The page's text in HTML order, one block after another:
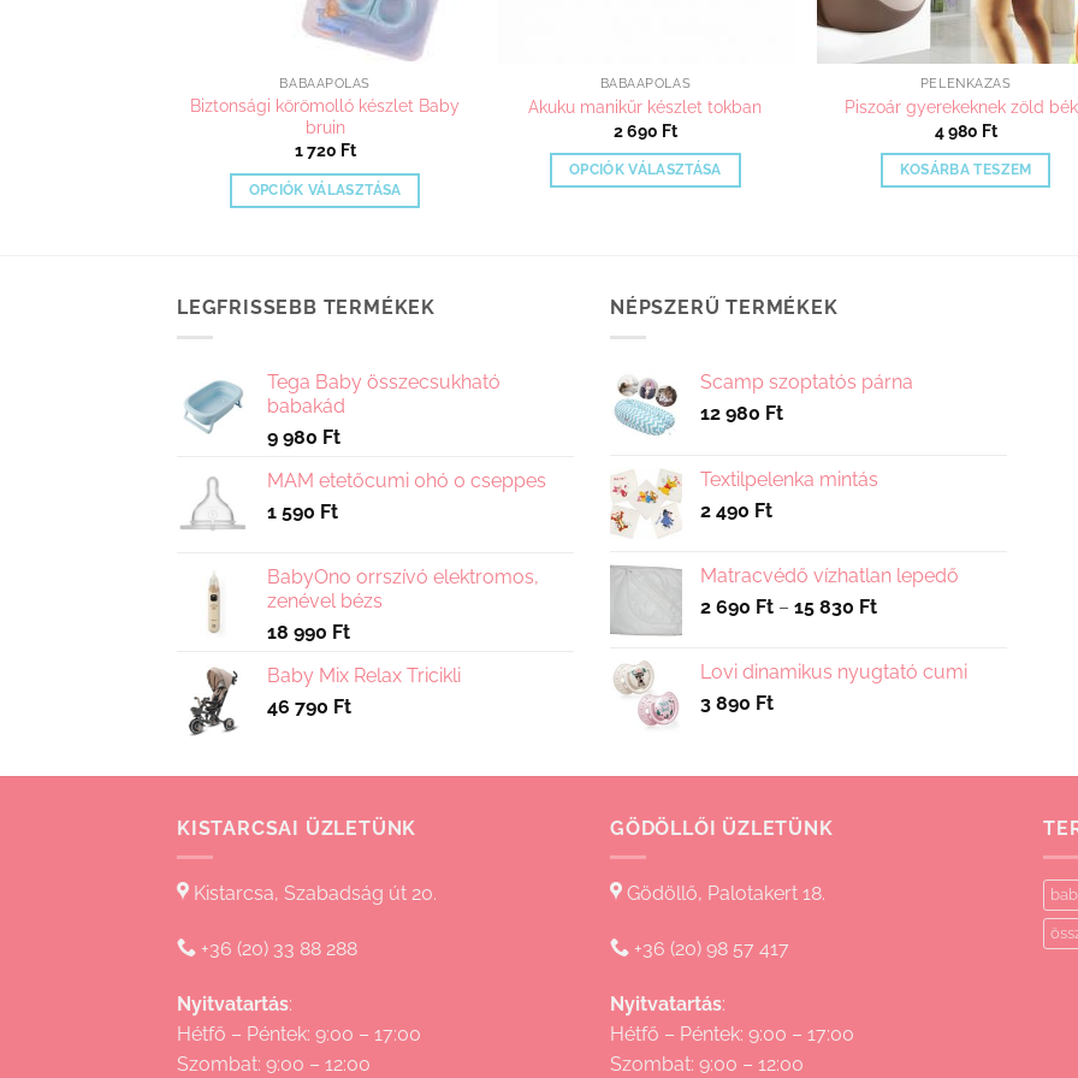
BABAÁPOLÁS
Biztonsági körömolló készlet Baby
bruin
1 720 Ft
OPCIÓK VÁLASZTÁSA
több
A
változatok
a
termékoldalon
ki
BABAÁPOLÁS
Akuku manikűr készlet tokban
2 690 Ft
OPCIÓK VÁLASZTÁSA
variációja
van.
változatok
a
választhatók
ki
PELENKÁZÁS
Piszoár gyerekeknek zöld
4 980 Ft
KOSÁRBA TESZEM
LEGFRISSEBB TERMÉKEK
Tega Baby összecsukható
babakád
9 980 Ft
MAM etetőcumi 0hó 0 cseppes
1 590 Ft
BabyOno orrszívó elektromos,
zenével bézs
18 990 Ft
Baby Mix Relax Tricikli
46 790 Ft
NÉPSZERŰ TERMÉKEK
Scamp szoptatós párna
12 980 Ft
Textilpelenka mintás
2 490 Ft
Matracvédő vízhatlan lepedő
2 690 Ft – 15 830 FtÁrtartomány:
-
Lovi dinamikus nyugtató cumi
3 890 Ft
KISTARCSAI ÜZLETÜNK
Kistarcsa, Szabadság út 20.
+36 (20) 33 88 288
Nyitvatartás:
Hétfő – Péntek: 9:00 – 17:00
Szombat: 9:00 – 12:00
GÖDÖLLŐI ÜZLETÜNK
Gödöllő, Palotakert 18.
+36 (20) 98 57 417
Nyitvatartás:
Hétfő – Péntek: 9:00 – 17:00
Szombat: 9:00 – 12:00